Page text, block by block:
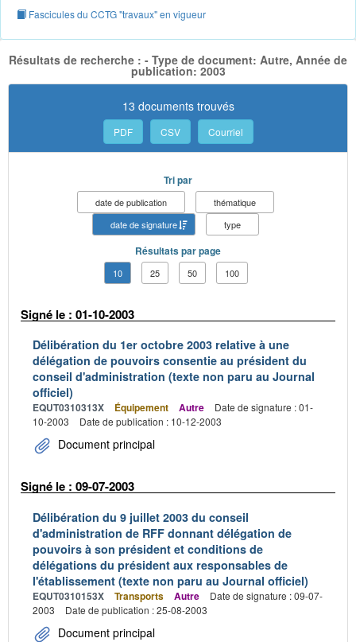
Fascicules du CCTG "travaux" en vigueur
Résultats de recherche : - Type de document: Autre, Année de
publication: 2003
13 documents trouvés
PDF CSV Courriel
Tri par
date de publication
thématique
date de signature
type
Résultats par page
10 25 50 100
Signé le : 01-10-2003
Délibération du 1er octobre 2003 relative à une
délégation de pouvoirs consentie au président du
conseil d'administration (texte non paru au Journal
officiel)
EQUT0310313X Équipement Autre
Date de signature : 01-
10-2003
Date de publication : 10-12-2003
Document principal
Signé le : 09-07-2003
Délibération du 9 juillet 2003 du conseil
d'administration de RFF donnant délégation de
pouvoirs à son président et conditions de
délégations du président aux responsables de
l'établissement (texte non paru au Journal officiel)
EQUT0310153X Transports Autre
Date de signature : 09-07-
2003
Date de publication : 25-08-2003
Document principal